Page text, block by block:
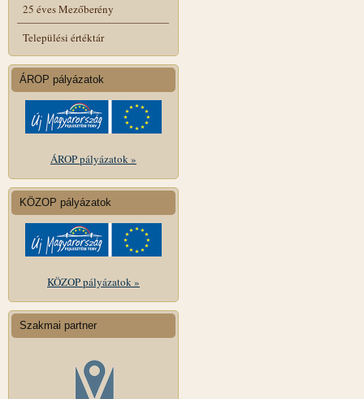
25 éves Mezőberény
Települési értéktár
ÁROP pályázatok
ÁROP pályázatok »
KÖZOP pályázatok
KÖZOP pályázatok »
Szakmai partner